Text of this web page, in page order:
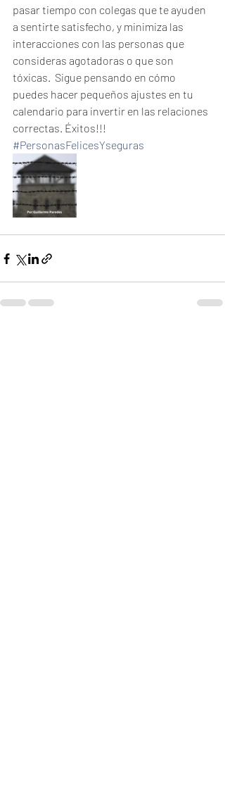
pasar tiempo con colegas que te ayuden
a sentirte satisfecho, y minimiza las
interacciones con las personas que
consideras agotadoras o que son
tóxicas.  Sigue pensando en cómo
puedes hacer pequeños ajustes en tu
calendario para invertir en las relaciones
correctas. Éxitos!!!
#PersonasFelicesYseguras